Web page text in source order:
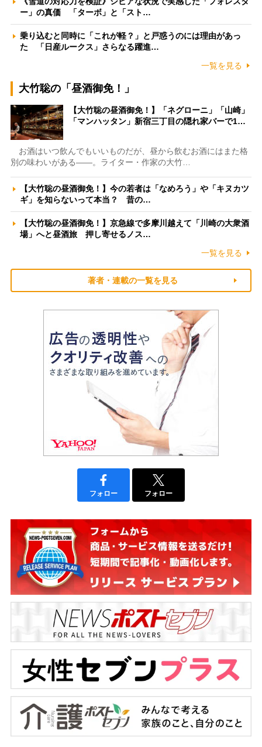
ー」の真価 「ターボ」と「スト…
乗り込むと同時に「これが軽？」と戸惑うのには理由があっ
た 「日産ルークス」さらなる躍進…
一覧を見る
大竹聡の「昼酒御免！」
【大竹聡の昼酒御免！】「ネグローニ」「山崎」
「マンハッタン」新宿三丁目の隠れ家バーで1…
お酒はいつ飲んでもいいものだが、昼から飲むお酒にはまた格
別の味わいがある――。ライター・作家の大竹…
【大竹聡の昼酒御免！】今の若者は「なめろう」や「キヌカツ
ギ」を知らないって本当？ 昔の…
【大竹聡の昼酒御免！】京急線で多摩川越えて「川崎の大衆酒
場」へと昼酒旅 押し寄せるノス…
一覧を見る
著者・連載の一覧を見る
フォロー フォロー